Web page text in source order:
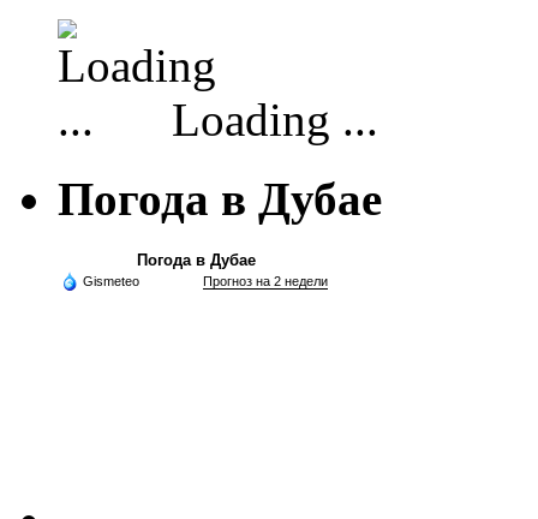
Loading ...
Погода в Дубае
Погода в Дубае
Gismeteo Прогноз на 2 недели